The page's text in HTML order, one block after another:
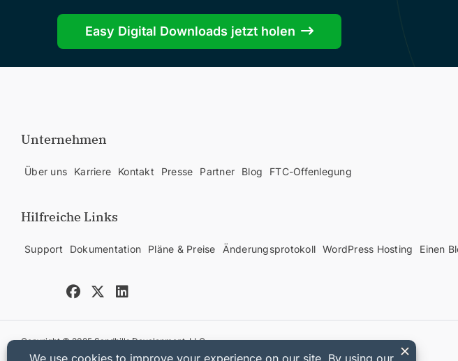
Easy Digital Downloads jetzt holen
Unternehmen
Über uns Karriere Kontakt Presse Partner Blog FTC-Offenlegung
Hilfreiche Links
Support Dokumentation Pläne & Preise Änderungsprotokoll WordPress Hosting Einen
Copyright © 2025 Sandhills Development, LLC
Datenschutzrichtlinie
Nutzungsbedingungen Sitemap Easy Digital Downloads Gutschein